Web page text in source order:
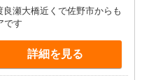
規定あり。
瀬大橋近くで佐野市からも
です
詳細を見る